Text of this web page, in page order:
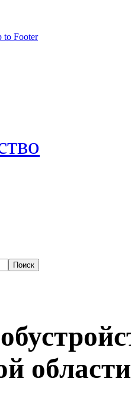
to Footer
области